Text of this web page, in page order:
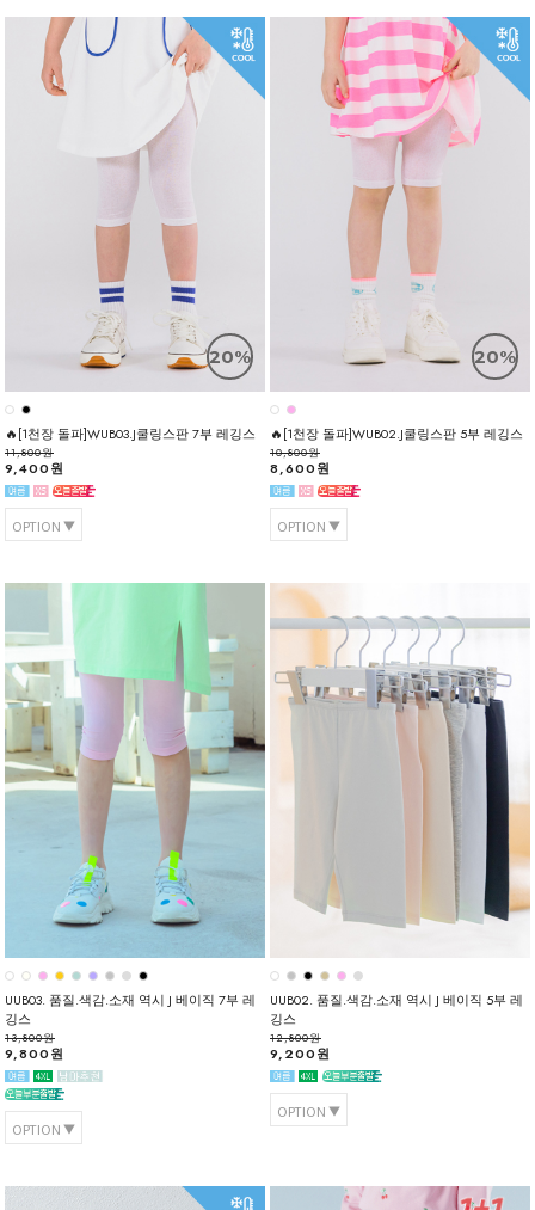
20%
🔥[1천장 돌파]WUB03.J쿨링스판 7부 레깅스
11,800원
9,400원
OPTION
20%
🔥[1천장 돌파]WUB02.J쿨링스판 5부 레깅스
10,800원
8,600원
OPTION
UUB03. 품질.색감.소재 역시 J 베이직 7부 레
깅스
13,800원
9,800원
OPTION
UUB02. 품질.색감.소재 역시 J 베이직 5부 레
깅스
12,800원
9,200원
OPTION